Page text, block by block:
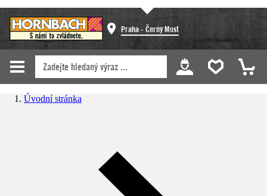
Praha - Černý Most
Úvodní stránka